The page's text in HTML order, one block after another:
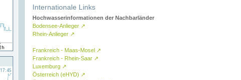
Internationale Links
Hochwasserinformationen der Nachbarländer
Bodensee-Anlieger ↗
Rhein-Anlieger ↗
Frankreich - Maas-Mosel ↗
Frankreich - Rhein-Saar ↗
Luxemburg ↗
Österreich (eHYD) ↗